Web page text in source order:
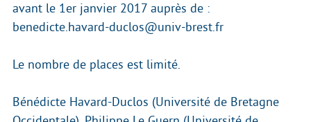
avant le 1er janvier 2017 auprès de :
benedicte.havard-duclos@univ-brest.fr
Le nombre de places est limité.
Bénédicte Havard-Duclos (Université de Bretagne